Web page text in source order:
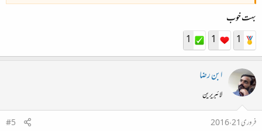
بہت خوب
1
1
1
ابن رضا
لائبریرین
فروری 21، 2016
#5